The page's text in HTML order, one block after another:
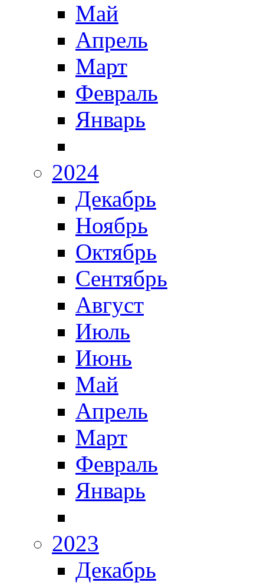
Май
Апрель
Март
Февраль
Январь
2024
Декабрь
Ноябрь
Октябрь
Сентябрь
Август
Июль
Июнь
Май
Апрель
Март
Февраль
Январь
2023
Декабрь